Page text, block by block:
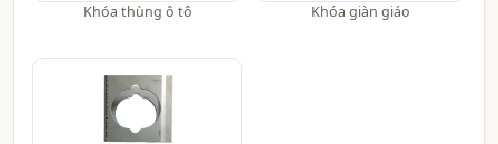
Khóa thùng ô tô Khóa giàn giáo